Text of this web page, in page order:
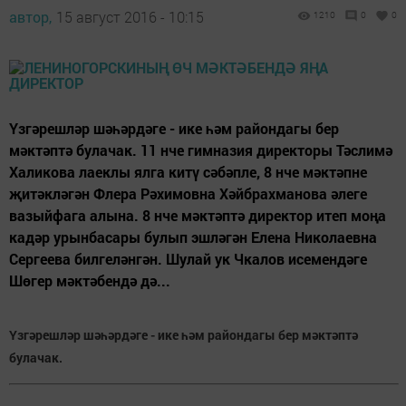
автор, 15 август 2016 - 10:15 1210 0 0
Үзгәрешләр шәһәрдәге - ике һәм райондагы бер
мәктәптә булачак. 11 нче гимназия директоры Тәслимә
Халикова лаеклы ялга китү сәбәпле, 8 нче мәктәпне
җитәкләгән Флера Рәхимовна Хәйбрахманова әлеге
вазыйфага алына. 8 нче мәктәптә директор итеп моңа
кадәр урынбасары булып эшләгән Елена Николаевна
Сергеева билгеләнгән. Шулай ук Чкалов исемендәге
Шөгер мәктәбендә дә...
Үзгәрешләр шәһәрдәге - ике һәм райондагы бер мәктәптә
булачак.